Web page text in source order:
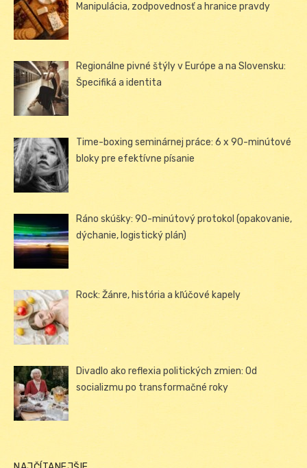
Manipulácia, zodpovednosť a hranice pravdy
Regionálne pivné štýly v Európe a na Slovensku:
Špecifiká a identita
Time-boxing seminárnej práce: 6 x 90-minútové
bloky pre efektívne písanie
Ráno skúšky: 90-minútový protokol (opakovanie,
dýchanie, logistický plán)
Rock: Žánre, história a kľúčové kapely
Divadlo ako reflexia politických zmien: Od
socializmu po transformačné roky